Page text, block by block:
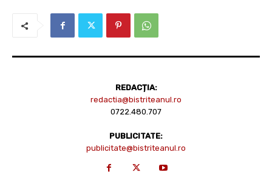
REDACȚIA:
redactia@bistriteanul.ro
0722.480.707
PUBLICITATE:
publicitate@bistriteanul.ro